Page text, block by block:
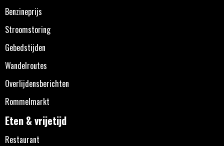
Benzineprijs
Stroomstoring
Gebedstijden
Wandelroutes
Overlijdensberichten
Rommelmarkt
Eten & vrijetijd
Restaurant